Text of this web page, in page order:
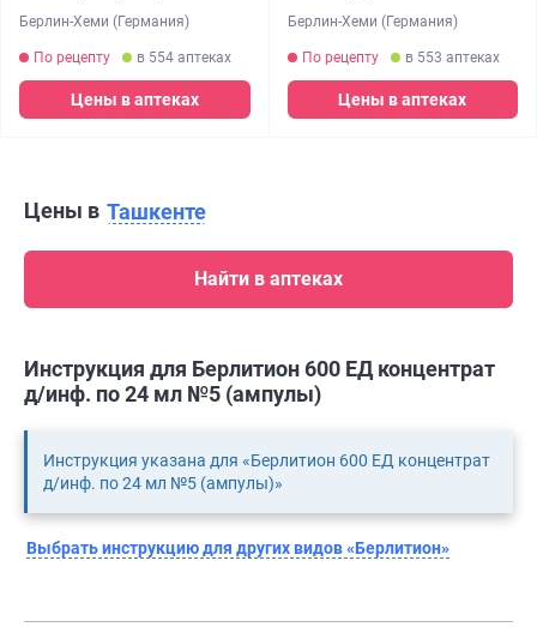
Берлин-Хеми (Германия)
По рецепту в 554 аптеках
Цены в аптеках
Берлин-Хеми (Германия)
По рецепту в 553 аптеках
Цены в аптеках
Цены в Ташкенте
Найти в аптеках
Инструкция для Берлитион 600 ЕД концентрат
д/инф. по 24 мл №5 (ампулы)
Инструкция указана для «Берлитион 600 ЕД концентрат
д/инф. по 24 мл №5 (ампулы)»
Выбрать инструкцию для других видов «Берлитион»